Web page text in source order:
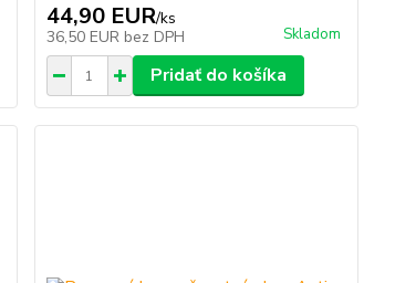
44,90 EUR/ks
36,50 EUR bez DPH Skladom
Pridať do košíka